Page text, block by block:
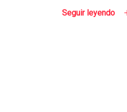
Seguir leyendo